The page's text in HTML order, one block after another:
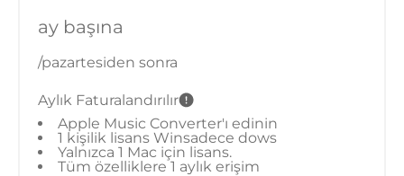
ay başına
/pazartesiden sonra
Aylık Faturalandırılır
Apple Music Converter'ı edinin
1 kişilik lisans Winsadece dows
Yalnızca 1 Mac için lisans.
Tüm özelliklere 1 aylık erişim